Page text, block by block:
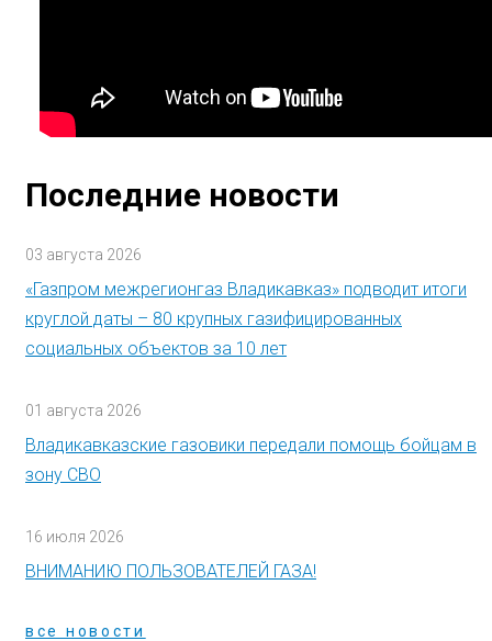
Последние новости
03 августа 2026
«Газпром межрегионгаз Владикавказ» подводит итоги
круглой даты – 80 крупных газифицированных
социальных объектов за 10 лет
01 августа 2026
Владикавказские газовики передали помощь бойцам в
зону СВО
16 июля 2026
ВНИМАНИЮ ПОЛЬЗОВАТЕЛЕЙ ГАЗА!
все новости